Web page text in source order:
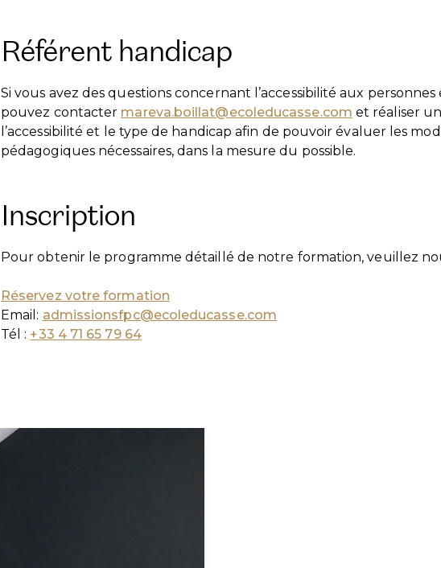
Référent handicap
Si vous avez des questions concernant l’accessibilité aux
pouvez contacter mareva.boillat@ecoleducasse.com et réaliser
l’accessibilité et le type de handicap afin de pouvoir évaluer les
pédagogiques nécessaires, dans la mesure du possible.
Inscription
Pour obtenir le programme détaillé de notre formation, veuillez
Réservez votre formation
Email: admissionsfpc@ecoleducasse.com
Tél : +33 4 71 65 79 64